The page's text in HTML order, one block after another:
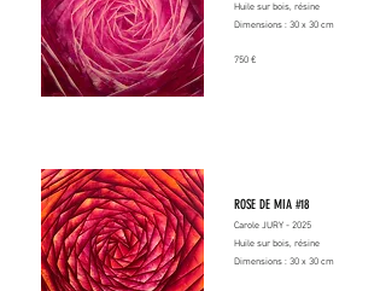
Huile sur bois, résine
Dimensions : 30 x 30 cm
750 €
ROSE DE MIA #18
Carole JURY - 2025
Huile sur bois, résine
Dimensions : 30 x 30 cm